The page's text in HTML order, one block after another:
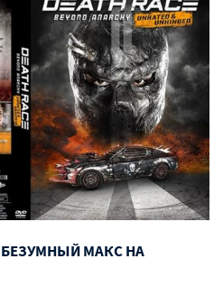
БЕЗУМНЫЙ МАКС НА